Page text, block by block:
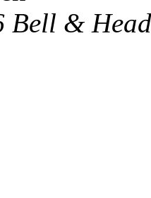
Bell & Head